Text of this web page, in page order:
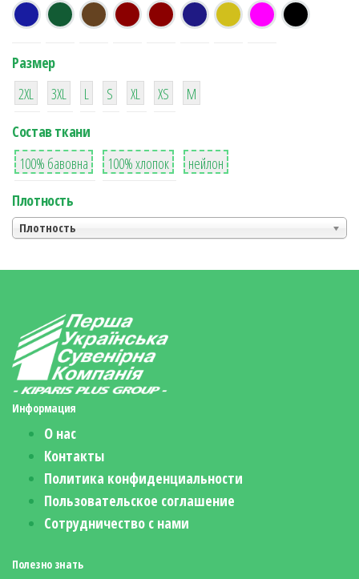
Размер
38
2XL
16
3XL
42
L
42
S
42
XL XS
М
Состав ткани
8
100% бавовна
36
100% хлопок
2
нейлон
Плотность
Плотность
Информация
О нас
Контакты
Политика конфиденциальности
Пользовательское соглашение
Сотрудничество с нами
Полезно знать